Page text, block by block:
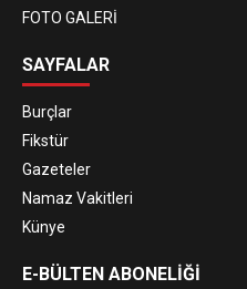
FOTO GALERİ
SAYFALAR
Burçlar
Fikstür
Gazeteler
Namaz Vakitleri
Künye
E-BÜLTEN ABONELİĞİ